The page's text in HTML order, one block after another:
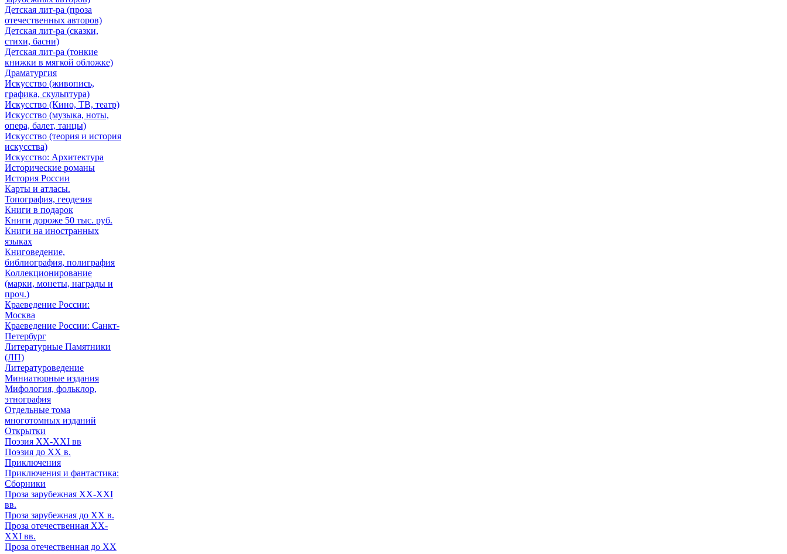
Детская лит-ра (проза
отечественных авторов)
Детская лит-ра (сказки,
стихи, басни)
Детская лит-ра (тонкие
книжки в мягкой обложке)
Драматургия
Искусствo (живопись,
графика, скульптура)
Искусствo (Кино, ТВ, театр)
Искусствo (музыка, ноты,
опера, балет, танцы)
Искусствo (теория и история
искусства)
Искусство: Архитектура
Исторические романы
История России
Карты и атласы.
Топография, геодезия
Книги в подарок
Книги дороже 50 тыс. руб.
Книги на иностранных
языках
Книговедение,
библиография, полиграфия
Коллекционирование
(марки, монеты, награды и
проч.)
Краеведение России:
Москва
Краеведение России: Санкт-
Петербург
Литературные Памятники
(ЛП)
Литературоведение
Миниатюрные издания
Мифология, фольклор,
этнография
Отдельные тома
многотомных изданий
Открытки
Поэзия XX-XXI вв
Поэзия до XX в.
Приключения
Приключения и фантастика:
Сборники
Проза зарубежная XX-XXI
вв.
Проза зарубежная до XX в.
Проза отечественная XX-
XXI вв.
Проза отечественная до XX